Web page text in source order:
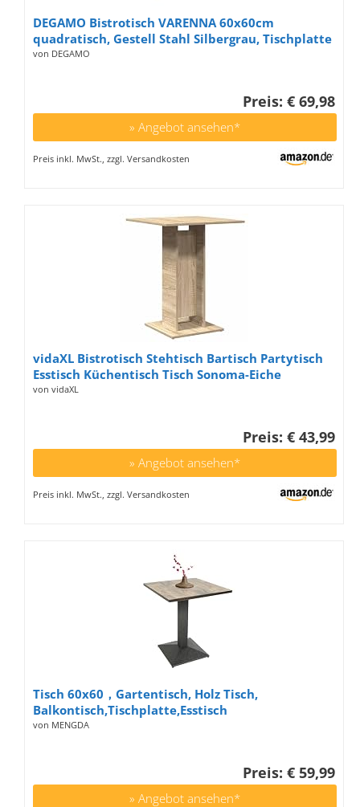
DEGAMO Bistrotisch VARENNA 60x60cm
quadratisch, Gestell Stahl Silbergrau, Tischplatte
Kunstholz Mittelgrau, Outdoor
von DEGAMO
Preis: € 69,98
» Angebot ansehen*
Preis inkl. MwSt., zzgl. Versandkosten
vidaXL Bistrotisch Stehtisch Bartisch Partytisch
Esstisch Küchentisch Tisch Sonoma-Eiche
60×60×75 cm Holzwerkstoff
von vidaXL
Preis: € 43,99
» Angebot ansehen*
Preis inkl. MwSt., zzgl. Versandkosten
Tisch 60x60，Gartentisch, Holz Tisch,
Balkontisch,Tischplatte,Esstisch
60x60cm(Klassische Holzmaserung)
von MENGDA
Preis: € 59,99
» Angebot ansehen*